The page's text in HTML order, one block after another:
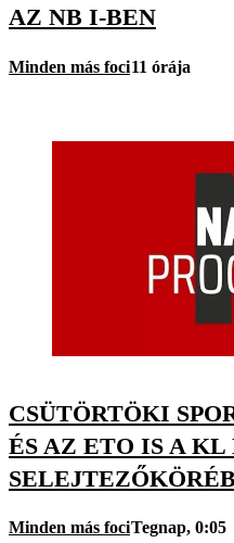
AZ NB I-BEN
Minden más foci11 órája
CSÜTÖRTÖKI
ÉS AZ ETO IS A
Minden más fociTegnap, 0:05